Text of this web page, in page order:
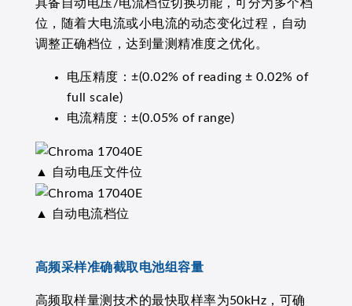
具备自动电压/电流档位切换功能，可分为多个档
位，随着大电流或小电流的动态变化过程，自动
调整正确档位，达到量测精准度之优化。
电压精度：±(0.02% of reading ± 0.02% of
full scale)
电流精度：±(0.05% of range)
▲ 自动电压文件位
▲ 自动电流档位
高频采样准确截取电池组容量
高频取样量测技术的最快取样率为50kHz，可确